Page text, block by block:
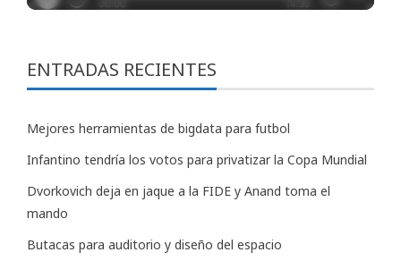
ENTRADAS RECIENTES
Mejores herramientas de bigdata para futbol
Infantino tendría los votos para privatizar la Copa Mundial
Dvorkovich deja en jaque a la FIDE y Anand toma el
mando
Butacas para auditorio y diseño del espacio